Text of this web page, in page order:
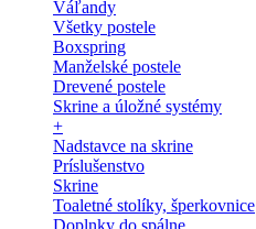
Váľandy
Všetky postele
Boxspring
Manželské postele
Drevené postele
Skrine a úložné systémy
+
Nadstavce na skrine
Príslušenstvo
Skrine
Toaletné stolíky, šperkovnice
Doplnky do spálne